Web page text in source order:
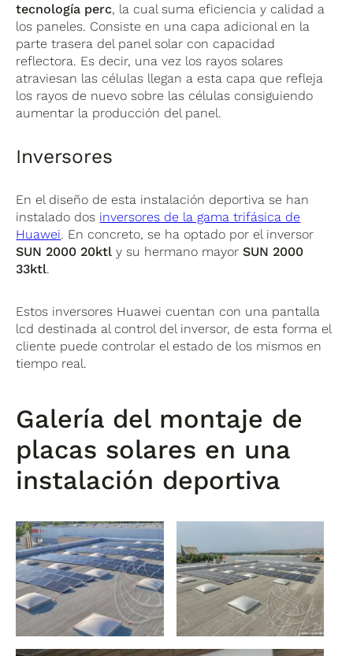
tecnología perc, la cual suma eficiencia y calidad a
los paneles. Consiste en una capa adicional en la
parte trasera del panel solar con capacidad
reflectora. Es decir, una vez los rayos solares
atraviesan las células llegan a esta capa que refleja
los rayos de nuevo sobre las células consiguiendo
aumentar la producción del panel.
Inversores
En el diseño de esta instalación deportiva se han
instalado dos inversores de la gama trifásica de
Huawei. En concreto, se ha optado por el inversor
SUN 2000 20ktly su hermano mayorSUN 2000
33ktl.
Estos inversores Huawei cuentan con una pantalla
lcd destinada al control del inversor, de esta forma el
cliente puede controlar el estado de los mismos en
tiempo real.
Galería del montaje de
placas solares en una
instalación deportiva